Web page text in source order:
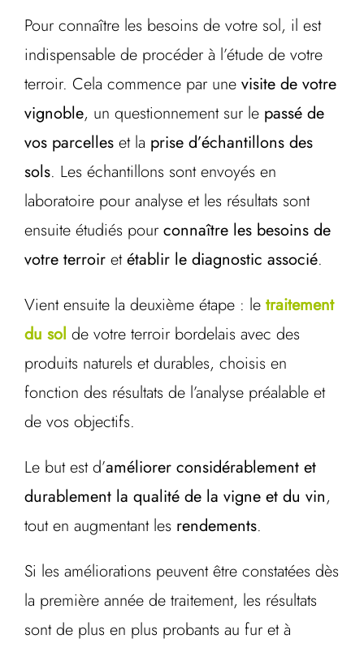
Pour connaître les besoins de votre sol, il est
indispensable de procéder à l’étude de votre
terroir. Cela commence par une visite de votre
vignoble, un questionnement sur le passé de
vos parcelles et la prise d’échantillons des
sols. Les échantillons sont envoyés en
laboratoire pour analyse et les résultats sont
ensuite étudiés pour connaître les besoins de
votre terroir etétablir le diagnostic associé.
Vient ensuite la deuxième étape : le traitement
du sol de votre terroir bordelais avec des
produits naturels et durables, choisis en
fonction des résultats de l’analyse préalable et
de vos objectifs.
Le but est d’améliorer considérablement et
durablement la qualité de la vigne et du vin,
tout en augmentant les rendements.
Si les améliorations peuvent être constatées dès
la première année de traitement, les résultats
sont de plus en plus probants au fur et à